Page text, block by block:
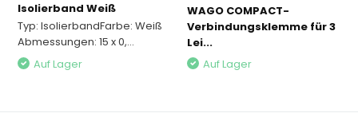
Isolierband Weiß
Typ: IsolierbandFarbe: Weiß
Abmessungen: 15 x 0,...
Auf Lager
WAGO COMPACT-
Verbindungsklemme für 3
Lei...
Auf Lager